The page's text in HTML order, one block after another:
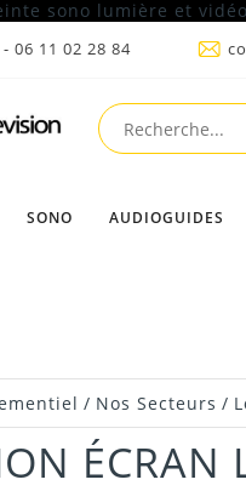
06 11 02 28 84
SONO AUDIOGUIDES
/ Nos Secteurs /
ÉCRAN